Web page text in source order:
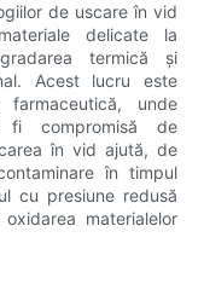
de uscare în vid
delicate la
termică și
Acest lucru este
unde
fi compromisă de
în vid ajută, de
în timpul
cu presiune redusă
materialelor